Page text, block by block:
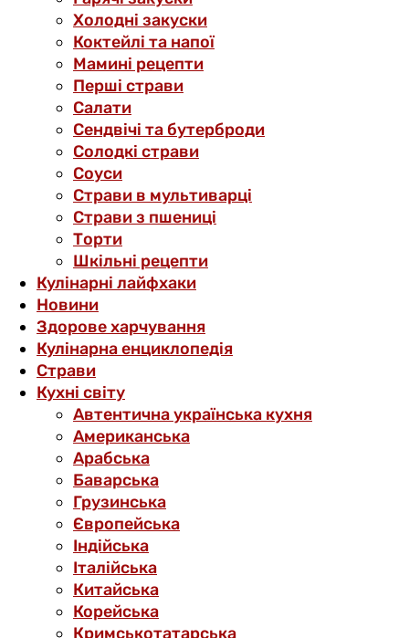
Холодні закуски
Коктейлі та напої
Мамині рецепти
Перші страви
Салати
Сендвічі та бутерброди
Солодкі страви
Соуси
Страви в мультиварці
Страви з пшениці
Торти
Шкільні рецепти
Кулінарні лайфхаки
Новини
Здорове харчування
Кулінарна енциклопедія
Страви
Кухні світу
Автентична українська кухня
Американська
Арабська
Баварська
Грузинська
Європейська
Індійська
Італійська
Китайська
Корейська
Кримськотатарська